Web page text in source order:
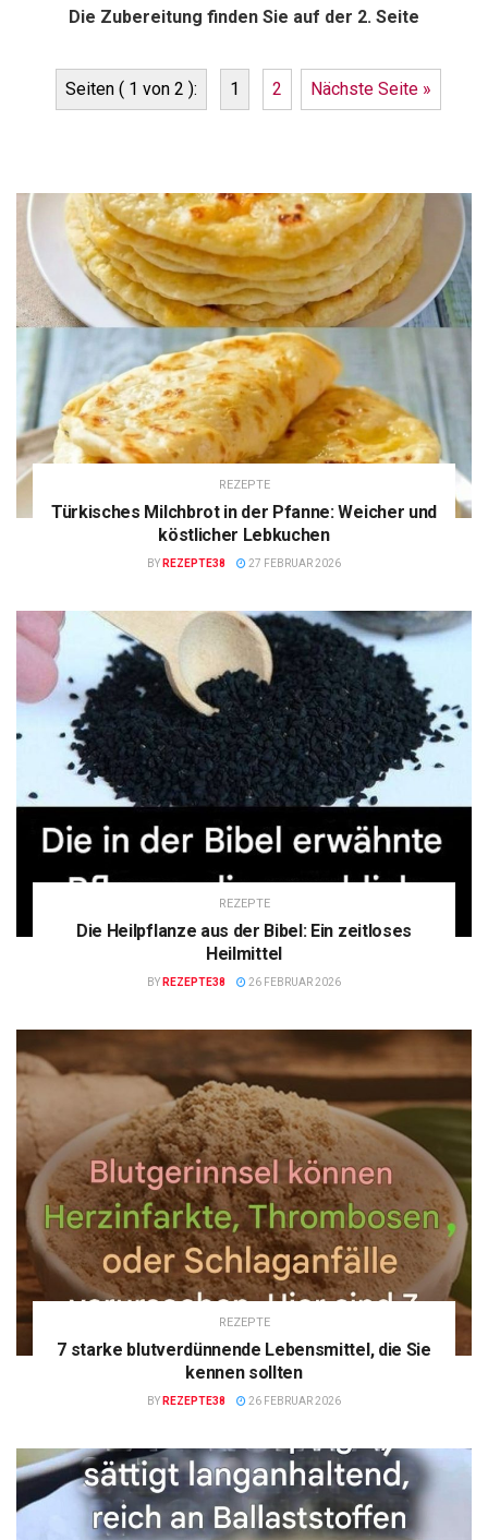
Die Zubereitung finden Sie auf der 2. Seite
Seiten ( 1 von 2 ): 1 2 Nächste Seite »
REZEPTE
Türkisches Milchbrot in der Pfanne: Weicher und
köstlicher Lebkuchen
BY REZEPTE38 27 FEBRUAR 2026
REZEPTE
Die Heilpflanze aus der Bibel: Ein zeitloses
Heilmittel
BY REZEPTE38 26 FEBRUAR 2026
REZEPTE
7 starke blutverdünnende Lebensmittel, die Sie
kennen sollten
BY REZEPTE38 26 FEBRUAR 2026